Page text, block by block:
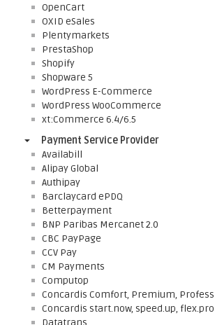
OpenCart
OXID eSales
Plentymarkets
PrestaShop
Shopify
Shopware 5
WordPress E-Commerce
WordPress WooCommerce
xt:Commerce 6.4/6.5
Payment Service Provider
Availabill
Alipay Global
Authipay
Barclaycard ePDQ
Betterpayment
BNP Paribas Mercanet 2.0
CBC PayPage
CCV Pay
CM Payments
Computop
Concardis Comfort, Premium,
Concardis start.now, speed.up, flex.pro
Datatrans